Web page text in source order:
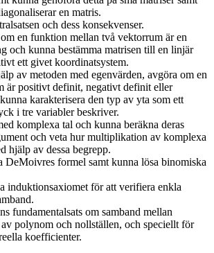
en matris.
och dess konsekvenser.
en funktion mellan två vektorrum är en
och kunna bestämma matrisen till en linjär
ett givet koordinatsystem.
av metoden med egenvärden, avgöra om en
är positivt definit, negativt definit eller
karakterisera den typ av yta som ett
i tre variabler beskriver.
komplexa tal och kunna beräkna deras
och veta hur multiplikation av komplexa
hjälp av dessa begrepp.
DeMoivres formel samt kunna lösa binomiska
induktionsaxiomet för att verifiera enkla
fundamentalsats om samband mellan
polynom och nollställen, och speciellt för
koefficienter.